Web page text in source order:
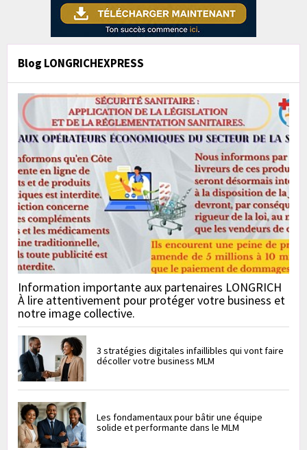
Blog LONGRICHEXPRESS
Information importante aux partenaires LONGRICH
À lire attentivement pour protéger votre business et
notre image collective.
3 stratégies digitales infaillibles qui vont faire
décoller votre business MLM
Les fondamentaux pour bâtir une équipe
solide et performante dans le MLM